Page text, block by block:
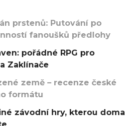
prstenů: Putování po
fanoušků předlohy
pořádné RPG pro
Zaklínače
země – recenze české
formátu
závodní hry, kterou doma